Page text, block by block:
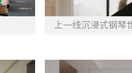
上一线沉浸式钢琴